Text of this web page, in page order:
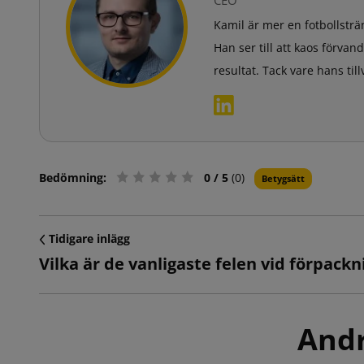
Kamil är mer en
Han ser till att kaos
resultat. Tack vare hans
Bedömning: 0 / 5 (0) Betygsätt
Tidigare inlägg